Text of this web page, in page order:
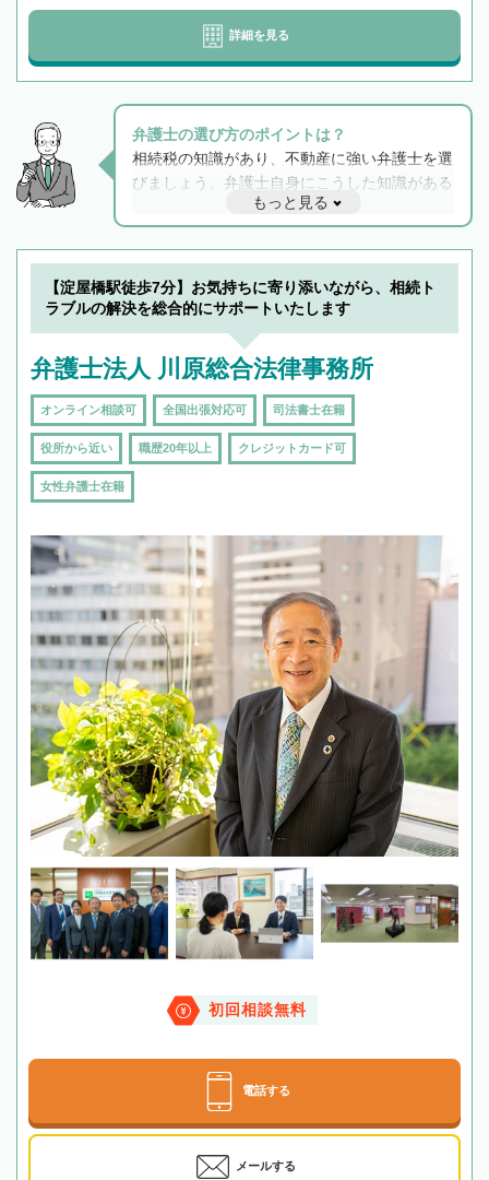
詳細を見る
弁護士の選び方のポイントは？
相続税の知識があり、不動産に強い弁護士を選
びましょう。弁護士自身にこうした知識がある
と他士業との連携もスムーズに進み、トラブル
解決のみならず相続をトータルで任せることが
できます。また、相続は感情がからむ分野なの
でフィーリングも重要です。実際に電話や面談
で複数の弁護士と会話をしてウマが合う方に依
もっと見る
【淀屋橋駅徒歩7分】お気持ちに寄り添いながら、相続ト
ラブルの解決を総合的にサポートいたします
弁護士法人 川原総合法律事務所
オンライン相談可 全国出張対応可 司法書士在籍
役所から近い 職歴20年以上 クレジットカード可
女性弁護士在籍
初回相談無料
電話する
メールする